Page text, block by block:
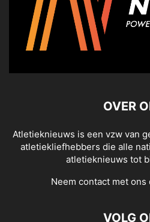
OVER
Atletieknieuws is een vzw van
atletiekliefhebbers die alle
atletieknieuws tot
Neem contact met ons
VOLG